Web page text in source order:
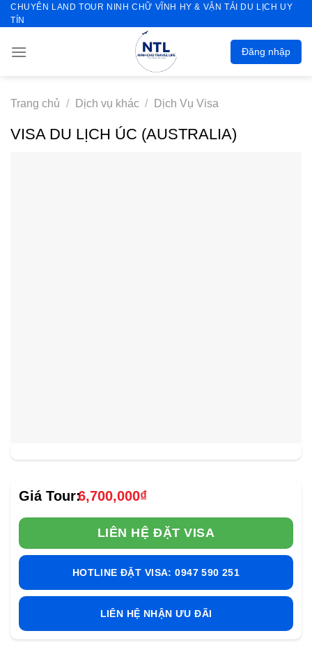
Skip
to
CHUYÊN LAND TOUR NINH CHỮ VĨNH HY & VẬN TẢI DU LỊCH UY
TÍN
Đăng nhập
Trang chủ / Dịch vụ khác / Dịch Vụ Visa
VISA DU LỊCH ÚC (AUSTRALIA)
6,700,000₫
LIÊN HỆ ĐẶT VISA
HOTLINE ĐẶT VISA: 0947 590 251
LIÊN HỆ NHẬN ƯU ĐÃI